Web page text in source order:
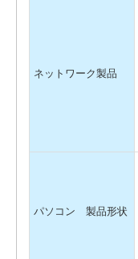
ネットワーク製品
パソコン 製品形状